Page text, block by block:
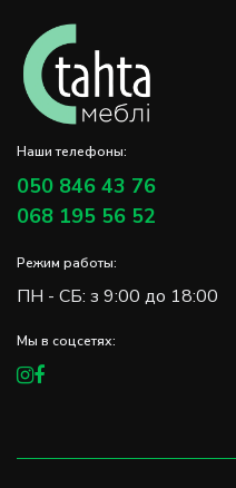
Наши телефоны:
050 846 43 76
068 195 56 52
Режим работы:
ПН - СБ: з 9:00 до 18:00
Мы в соцсетях: